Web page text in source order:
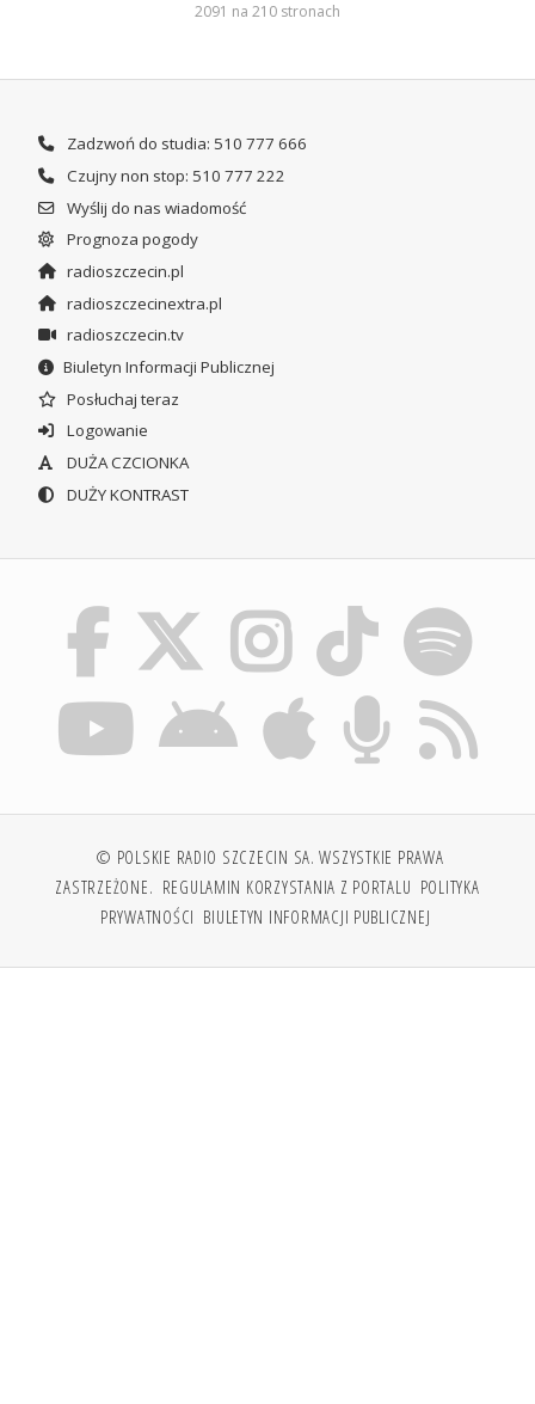
2091 na 210 stronach
Zadzwoń do studia: 510 777 666
Czujny non stop: 510 777 222
Wyślij do nas wiadomość
Prognoza pogody
radioszczecin.pl
radioszczecinextra.pl
radioszczecin.tv
Biuletyn Informacji Publicznej
Posłuchaj teraz
Logowanie
DUŻA CZCIONKA
DUŻY KONTRAST
© POLSKIE RADIO SZCZECIN SA. WSZYSTKIE PRAWA
ZASTRZEŻONE. REGULAMIN KORZYSTANIA Z PORTALU POLITYKA
PRYWATNOŚCI BIULETYN INFORMACJI PUBLICZNEJ